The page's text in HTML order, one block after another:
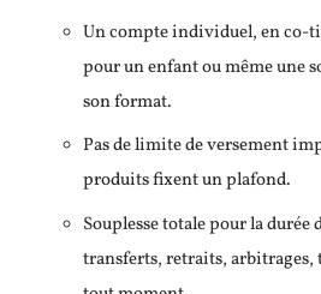
Un compte individuel, en co-
pour un enfant ou même une
son format.
Pas de limite de versement
produits fixent un plafond.
Souplesse totale pour la durée
transferts, retraits, arbitrages,